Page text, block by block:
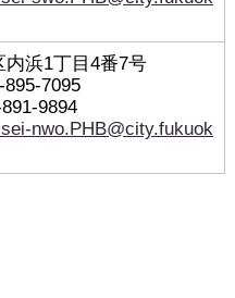
内浜1丁目4番7号
7095
9894
nwo.PHB@city.fukuok